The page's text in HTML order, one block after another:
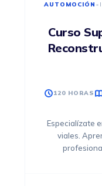
AUTOMOCIÓN •
Curso
120 HORAS
Especialízate
viales.